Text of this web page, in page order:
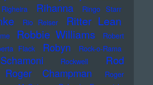
Righeira Rihanna Ringo Starr
Rio Reiser Ritter Lean
Robbie Williams
Robert
Flack Robyn Rock-o-Rama
Rockwell
Rod
Roger Champman
Roger